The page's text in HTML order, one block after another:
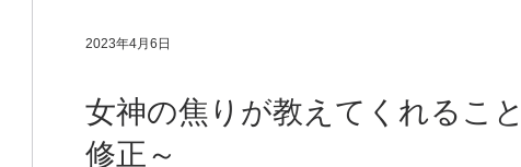
女神の焦りが教えてくれるこ
修正～
2023年4月6日